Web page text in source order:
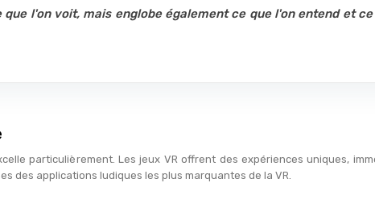
l'on voit, mais englobe également ce que l'on entend et
particulièrement. Les jeux VR offrent des expériences uniques,
des applications ludiques les plus marquantes de la VR.